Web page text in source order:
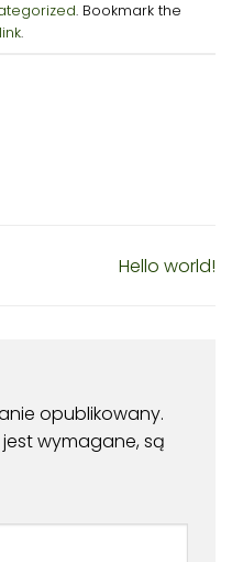
. Bookmark the
.
Hello world!
opublikowany.
wymagane, są